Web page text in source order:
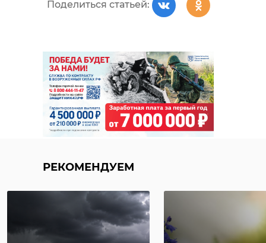
Поделиться статьей:
РЕКОМЕНДУЕМ